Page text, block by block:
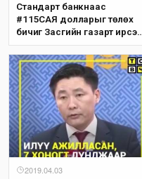
Стандарт банкнаас
#115САЯ долларыг төлөх
бичиг Засгийн газарт ирсэн
нь үнэн!!
2019.04.03